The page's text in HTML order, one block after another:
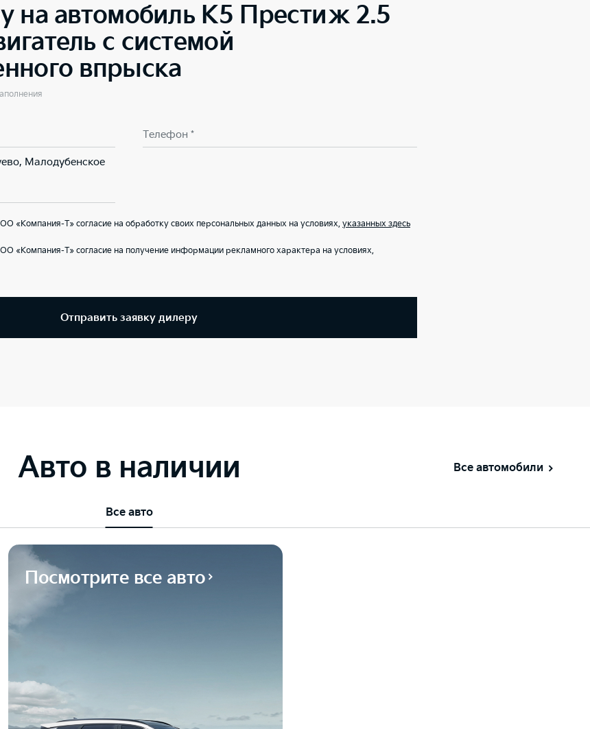
на автомобиль K5 Престиж 2.5
с системой
впрыска
Телефон *
Малодубенское
Т» согласие на обработку своих персональных данных на условиях, указанных здесь
«Компания-Т» согласие на получение информации рекламного характера на условиях,
Отправить заявку дилеру
Авто в наличии Все автомобили
Все авто
Посмотрите все авто